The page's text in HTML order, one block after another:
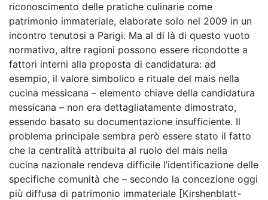
riconoscimento delle pratiche culinarie come
patrimonio immateriale, elaborate solo nel 2009 in un
incontro tenutosi a Parigi. Ma al di là di questo vuoto
normativo, altre ragioni possono essere ricondotte a
fattori interni alla proposta di candidatura: ad
esempio, il valore simbolico e rituale del mais nella
cucina messicana – elemento chiave della candidatura
messicana – non era dettagliatamente dimostrato,
essendo basato su documentazione insufficiente. Il
problema principale sembra però essere stato il fatto
che la centralità attribuita al ruolo del mais nella
cucina nazionale rendeva difficile l’identificazione delle
specifiche comunità che – secondo la concezione oggi
più diffusa di patrimonio immateriale [Kirshenblatt-